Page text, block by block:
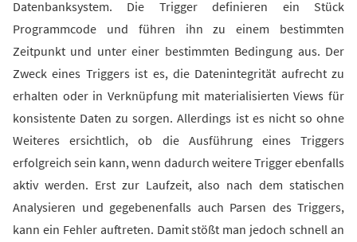
Datenbanksystem. Die Trigger definieren ein Stück
Programmcode und führen ihn zu einem bestimmten
Zeitpunkt und unter einer bestimmten Bedingung aus. Der
Zweck eines Triggers ist es, die Datenintegrität aufrecht zu
erhalten oder in Verknüpfung mit materialisierten Views für
konsistente Daten zu sorgen. Allerdings ist es nicht so ohne
Weiteres ersichtlich, ob die Ausführung eines Triggers
erfolgreich sein kann, wenn dadurch weitere Trigger ebenfalls
aktiv werden. Erst zur Laufzeit, also nach dem statischen
Analysieren und gegebenenfalls auch Parsen des Triggers,
kann ein Fehler auftreten. Damit stößt man jedoch schnell an